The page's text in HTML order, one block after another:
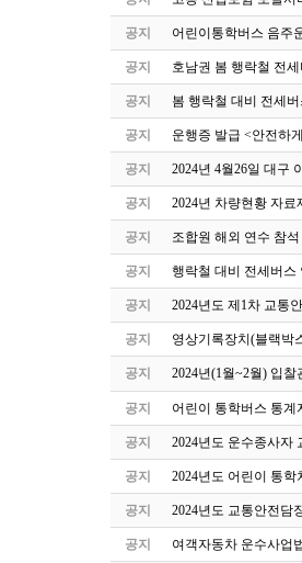
공지 어린이통학버스 음주
공지 호남권 봄 행락철 전
공지 봄 행락철 대비 전세
공지 운행증 발급 <안전하
공지 2024년 4월26일 대구
공지 2024년 차량현황 자료
공지 조합원 해외 연수 참
공지 행락철 대비 전세버스
공지 2024년도 제1차 교통
공지 영상기록장치(블랙박
공지 2024년(1월~2월) 입
공지 어린이 통학버스 통계
공지 2024년도 운수종사자
공지 2024년도 어린이 통
공지 2024년도 교통안전담
공지 여객자동차 운수사업